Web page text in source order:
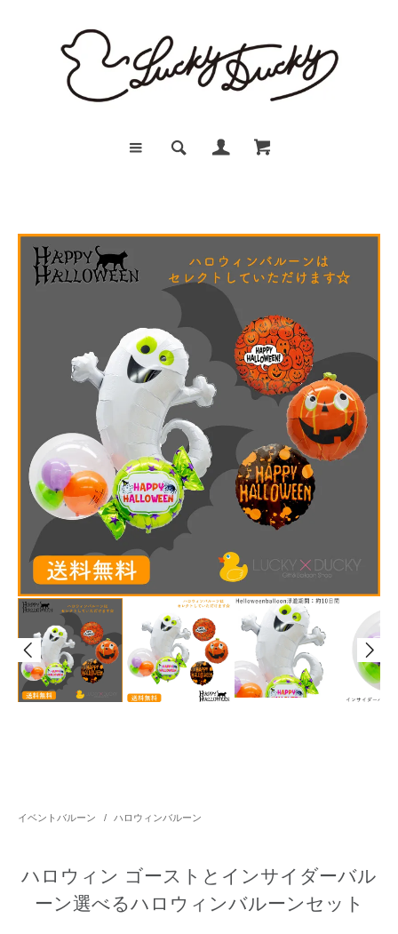
イベントバルーン / ハロウィンバルーン
ハロウィン ゴーストとインサイダーバル
ーン選べるハロウィンバルーンセット